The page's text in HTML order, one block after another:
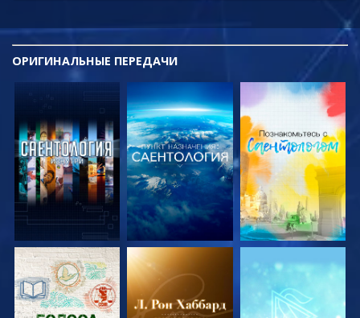
ОРИГИНАЛЬНЫЕ ПЕРЕДАЧИ
СМОТРЕТЬ
ПЕРЕДАЧИ
СМОТРЕТЬ
ПЕРЕДАЧИ
СМОТРЕТЬ
ПЕРЕДАЧИ